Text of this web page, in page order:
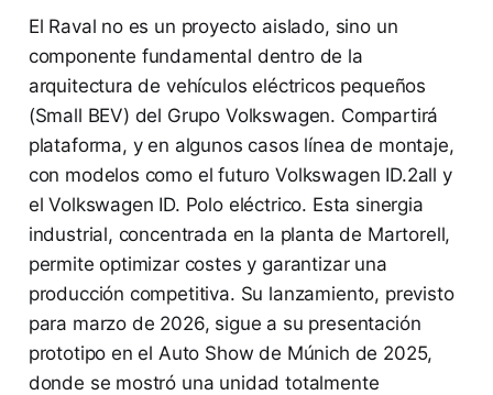
El Raval no es un proyecto aislado, sino un
componente fundamental dentro de la
arquitectura de vehículos eléctricos pequeños
(Small BEV) del Grupo Volkswagen. Compartirá
plataforma, y en algunos casos línea de montaje,
con modelos como el futuro Volkswagen ID.2all y
el Volkswagen ID. Polo eléctrico. Esta sinergia
industrial, concentrada en la planta de Martorell,
permite optimizar costes y garantizar una
producción competitiva. Su lanzamiento, previsto
para marzo de 2026, sigue a su presentación
prototipo en el Auto Show de Múnich de 2025,
donde se mostró una unidad totalmente